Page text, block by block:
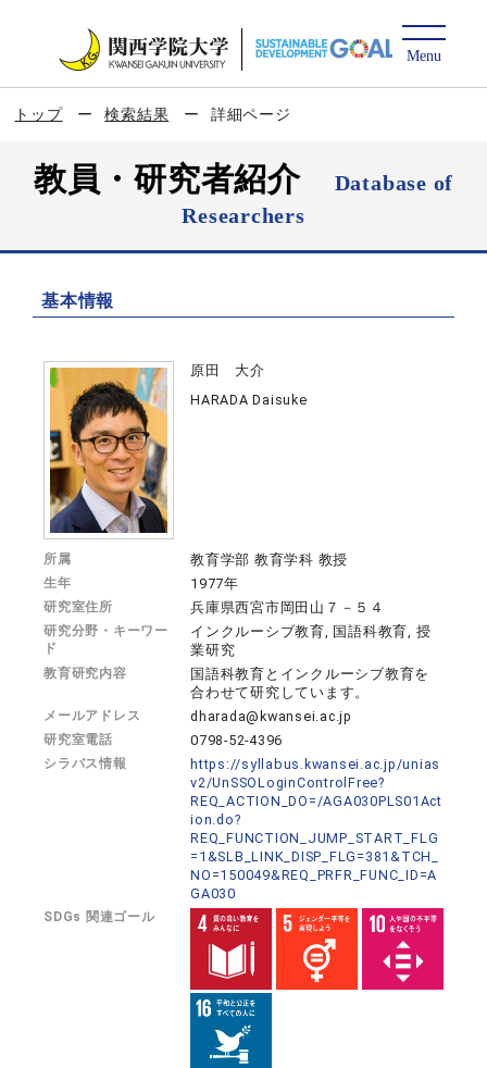
トップ 検索結果 詳細ページ
教員・研究者紹介
Database of
Researchers
基本情報
原田 大介
HARADA Daisuke
所属 教育学部 教育学科 教授
生年 1977年
研究室住所 兵庫県西宮市岡田山７－５４
研究分野・キーワー
ド
インクルーシブ教育, 国語科教育, 授
業研究
教育研究内容
国語科教育とインクルーシブ教育を
合わせて研究しています。
メールアドレス dharada@kwansei.ac.jp
研究室電話 0798-52-4396
シラバス情報
https://syllabus.kwansei.ac.jp/unias
v2/UnSSOLoginControlFree?
REQ_ACTION_DO=/AGA030PLS01Act
ion.do?
REQ_FUNCTION_JUMP_START_FLG
=1&SLB_LINK_DISP_FLG=381&TCH_
NO=150049&REQ_PRFR_FUNC_ID=A
GA030
SDGs 関連ゴール